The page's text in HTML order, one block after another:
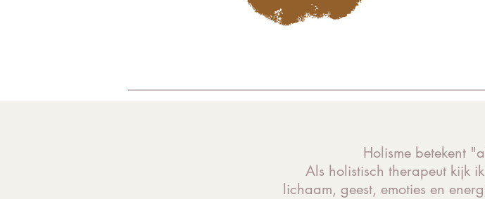
Holisme betekent
Als holistisch therapeut kijk
lichaam, geest, emoties en